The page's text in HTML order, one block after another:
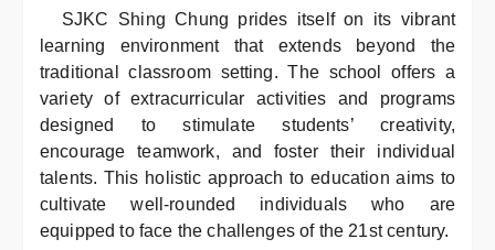
SJKC Shing Chung prides itself on its vibrant
learning environment that extends beyond the
traditional classroom setting. The school offers a
variety of extracurricular activities and programs
designed to stimulate students’ creativity,
encourage teamwork, and foster their individual
talents. This holistic approach to education aims to
cultivate well-rounded individuals who are
equipped to face the challenges of the 21st century.